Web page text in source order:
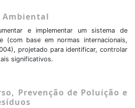
Ambiental
e implementar um sistema de
(com base em normas internacionais,
projetado para identificar, controlar
significativos.
Prevenção de Poluição e